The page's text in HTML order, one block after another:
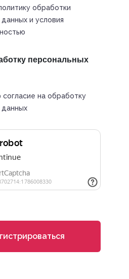
обработки
и условия
персональных
на обработку
данных